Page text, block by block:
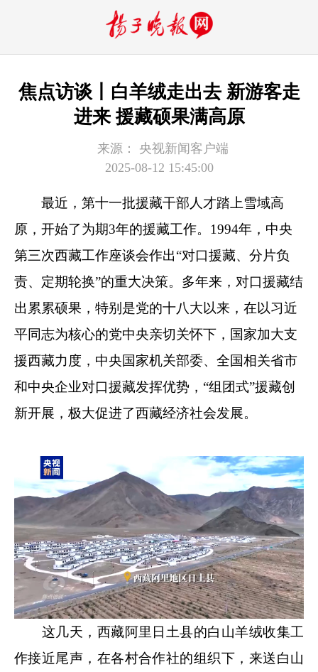
焦点访谈丨白羊绒走出去 新游客走
进来 援藏硕果满高原
来源：
央视新闻客户端
2025-08-12 15:45:00
最近，第十一批援藏干部人才踏上雪域高
原，开始了为期3年的援藏工作。1994年，中央
第三次西藏工作座谈会作出“对口援藏、分片负
责、定期轮换”的重大决策。多年来，对口援藏结
出累累硕果，特别是党的十八大以来，在以习近
平同志为核心的党中央亲切关怀下，国家加大支
援西藏力度，中央国家机关部委、全国相关省市
和中央企业对口援藏发挥优势，“组团式”援藏创
新开展，极大促进了西藏经济社会发展。
这几天，西藏阿里日土县的白山羊绒收集工
作接近尾声，在各村合作社的组织下，来送白山